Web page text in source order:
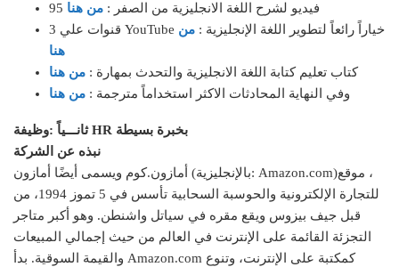
95 فيديو لشرح اللغة الانجليزية من الصفر : من هنا
3 قنوات علي YouTube خياراً رائعاً لتطوير اللغة الإنجليزية : من
هنا
كتاب تعليم كتابة اللغة الانجليزية والتحدث بمهارة : من هنا
وفي النهاية المحادثات الاكثر استخداماً مترجمة : من هنا
ثانـــياً :وظيفة HR بخبرة بسيطة
نبذه عن الشركة
أمازون.كوم ويسمى أيضًا أمازون (بالإنجليزية: Amazon.com)‏، موقع
للتجارة الإلكترونية والحوسبة السحابية تأسس في 5 تموز 1994، من
قبل جيف بيزوس ويقع مقره في سياتل واشنطن. وهو أكبر متاجر
التجزئة القائمة على الإنترنت في العالم من حيث إجمالي المبيعات
والقيمة السوقية. بدأ Amazon.com كمكتبة على الإنترنت، وتنوع